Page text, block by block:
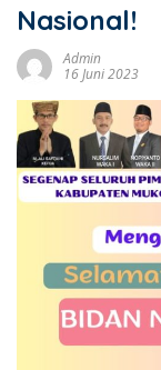
Nasional!
Admin
16 Juni 2023